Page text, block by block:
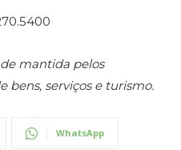
mantida pelos
bens, serviços e turismo.
WhatsApp